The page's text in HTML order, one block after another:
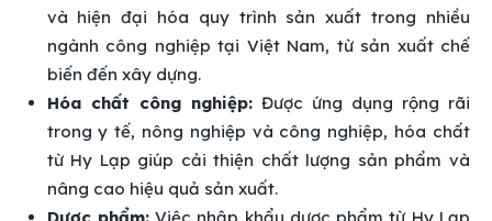
và hiện đại hóa quy trình sản xuất trong nhiều
ngành công nghiệp tại Việt Nam, từ sản xuất chế
biến đến xây dựng.
Hóa chất công nghiệp: Được ứng dụng rộng rãi
trong y tế, nông nghiệp và công nghiệp, hóa chất
từ Hy Lạp giúp cải thiện chất lượng sản phẩm và
nâng cao hiệu quả sản xuất.
Dược phẩm:Việc nhập khẩu dược phẩm từ Hy Lạp